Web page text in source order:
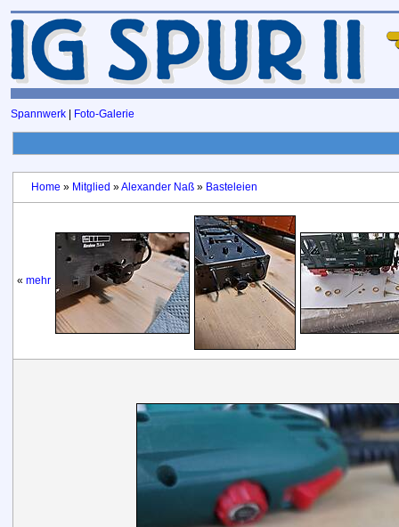
Spannwerk Foto-Galerie
Home » Mitglied »Alexander Naß » Basteleien
« mehr